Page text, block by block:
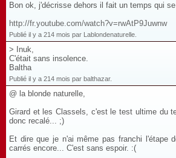
Bon ok, j'décrisse dehors il fait un temps qui
http://fr.youtube.com/watch?v=rwAtP9Juwnw
Publié il y a 214 mois par Lablondenaturelle.
> Inuk,
C'était sans insolence.
Baltha
Publié il y a 214 mois par balthazar.
@ la blonde naturelle,
Girard et les Classels, c'est le test ultime du
donc recalé... ;)
Et dire que je n'ai même pas franchi l'étape
carrés encore... C'est sans espoir. :(